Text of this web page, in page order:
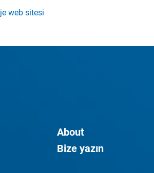
web sitesi
About
Bize yazın